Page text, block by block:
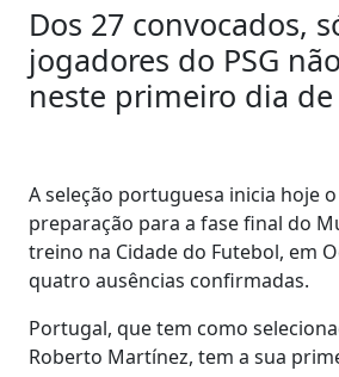
Dos 27 convocados,
jogadores do PSG
neste primeiro dia
A seleção portuguesa inicia hoje
preparação para a fase final do
treino na Cidade do Futebol, em
quatro ausências confirmadas.
Portugal, que tem como
Roberto Martínez, tem a sua